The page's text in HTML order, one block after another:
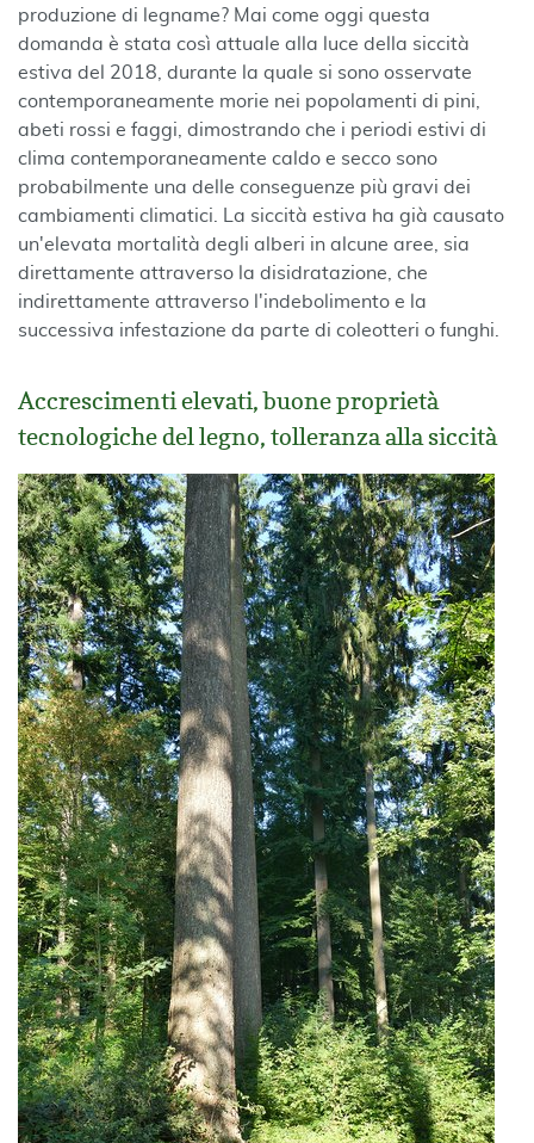
produzione di legname? Mai come oggi questa
domanda è stata così attuale alla luce della siccità
estiva del 2018, durante la quale si sono osservate
contemporaneamente morie nei popolamenti di pini,
abeti rossi e faggi, dimostrando che i periodi estivi di
clima contemporaneamente caldo e secco sono
probabilmente una delle conseguenze più gravi dei
cambiamenti climatici. La siccità estiva ha già causato
un'elevata mortalità degli alberi in alcune aree, sia
direttamente attraverso la disidratazione, che
indirettamente attraverso l'indebolimento e la
successiva infestazione da parte di coleotteri o funghi.
Accrescimenti elevati, buone proprietà
tecnologiche del legno, tolleranza alla siccità